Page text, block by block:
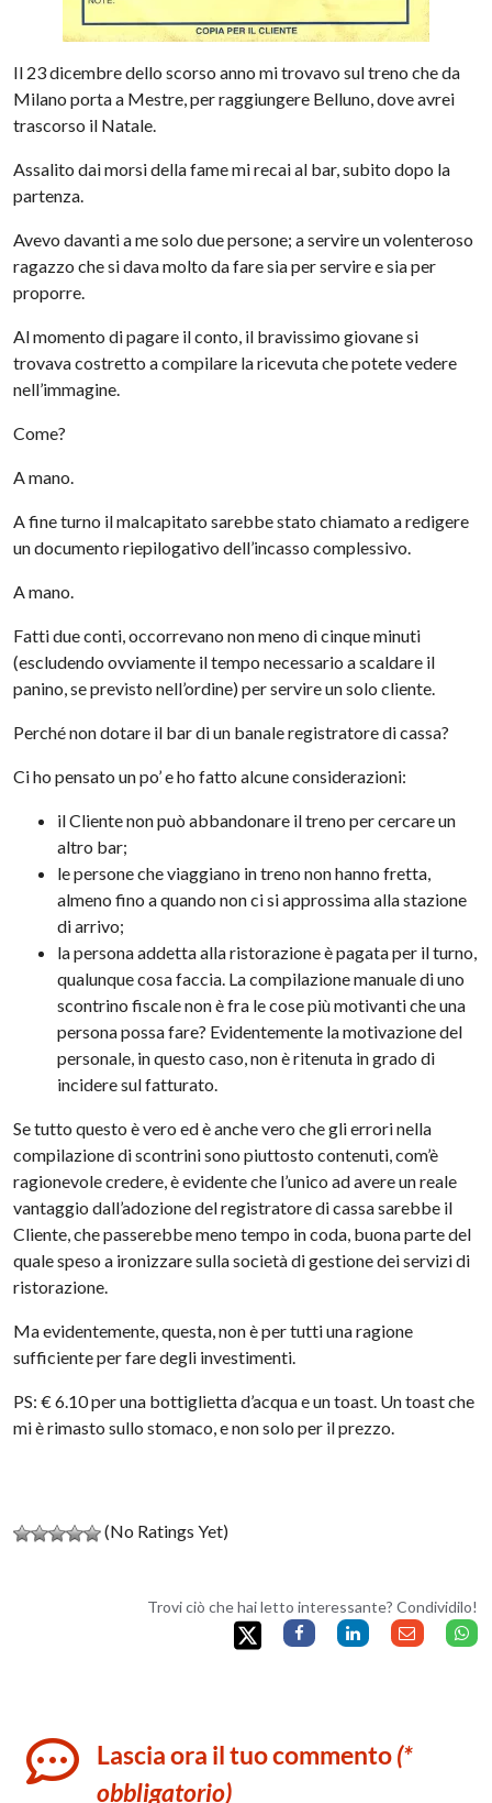
Il 23 dicembre dello scorso anno mi trovavo sul treno che da
Milano porta a Mestre, per raggiungere Belluno, dove avrei
trascorso il Natale.
Assalito dai morsi della fame mi recai al bar, subito dopo la
partenza.
Avevo davanti a me solo due persone; a servire un volenteroso
ragazzo che si dava molto da fare sia per servire e sia per
proporre.
Al momento di pagare il conto, il bravissimo giovane si
trovava costretto a compilare la ricevuta che potete vedere
nell’immagine.
Come?
A mano.
A fine turno il malcapitato sarebbe stato chiamato a redigere
un documento riepilogativo dell’incasso complessivo.
A mano.
Fatti due conti, occorrevano non meno di cinque minuti
(escludendo ovviamente il tempo necessario a scaldare il
panino, se previsto nell’ordine) per servire un solo cliente.
Perché non dotare il bar di un banale registratore di cassa?
Ci ho pensato un po’ e ho fatto alcune considerazioni:
il Cliente non può abbandonare il treno per cercare un
altro bar;
le persone che viaggiano in treno non hanno fretta,
almeno fino a quando non ci si approssima alla stazione
di arrivo;
la persona addetta alla ristorazione è pagata per il turno,
qualunque cosa faccia. La compilazione manuale di uno
scontrino fiscale non è fra le cose più motivanti che una
persona possa fare? Evidentemente la motivazione del
personale, in questo caso, non è ritenuta in grado di
incidere sul fatturato.
Se tutto questo è vero ed è anche vero che gli errori nella
compilazione di scontrini sono piuttosto contenuti, com’è
ragionevole credere, è evidente che l’unico ad avere un reale
vantaggio dall’adozione del registratore di cassa sarebbe il
Cliente, che passerebbe meno tempo in coda, buona parte del
quale speso a ironizzare sulla società di gestione dei servizi di
ristorazione.
Ma evidentemente, questa, non è per tutti una ragione
sufficiente per fare degli investimenti.
PS: € 6.10 per una bottiglietta d’acqua e un toast. Un toast che
mi è rimasto sullo stomaco, e non solo per il prezzo.
(No Ratings Yet)
Trovi ciò che hai letto interessante? Condividilo!
Lascia ora il tuo commento(*
obbligatorio)